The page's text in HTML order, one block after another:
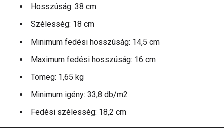
Hosszúság: 38 cm
Szélesség: 18 cm
Minimum fedési hosszúság: 14,5 cm
Maximum fedési hosszúság: 16 cm
Tömeg: 1,65 kg
Minimum igény: 33,8 db/m2
Fedési szélesség: 18,2 cm